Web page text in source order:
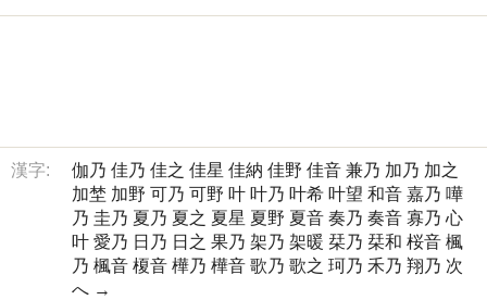
漢字: 伽乃 佳乃 佳之 佳星 佳納 佳野 佳音 兼乃 加乃 加之
加埜 加野 可乃 可野 叶 叶乃 叶希 叶望 和音 嘉乃 嘩
乃 圭乃 夏乃 夏之 夏星 夏野 夏音 奏乃 奏音 寡乃 心
叶 愛乃 日乃 日之 果乃 架乃 架暖 栞乃 栞和 桜音 楓
乃 楓音 榎音 樺乃 樺音 歌乃 歌之 珂乃 禾乃 翔乃 次
へ →